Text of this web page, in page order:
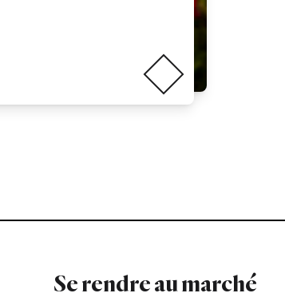
Lire la suite
Se rendre au marché